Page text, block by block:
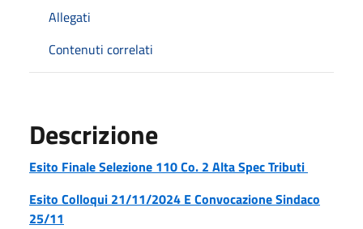
Allegati
Contenuti correlati
Descrizione
Esito Finale Selezione 110 Co. 2 Alta Spec Tributi
Esito Colloqui 21/11/2024 E Convocazione Sindaco
25/11